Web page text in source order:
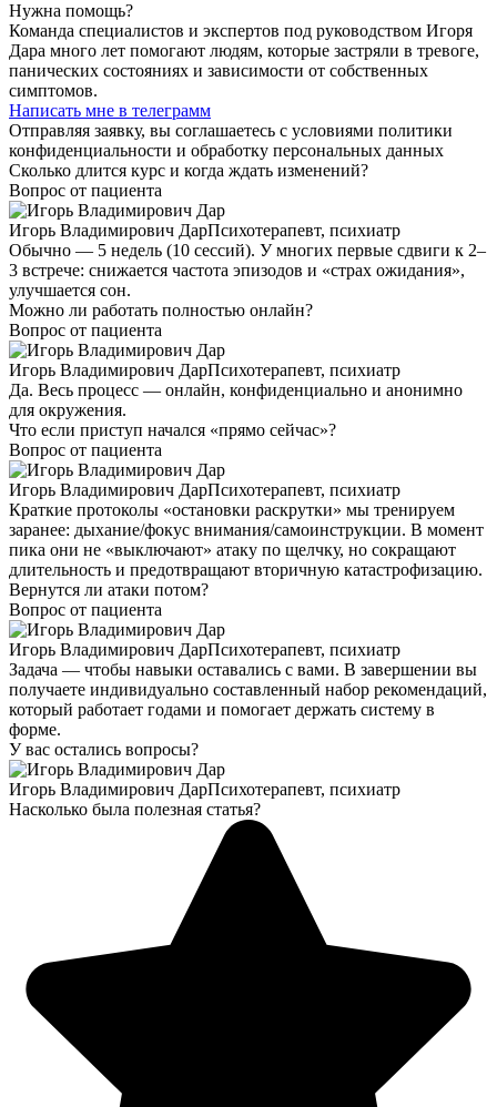
Нужна помощь?
Команда специалистов и экспертов под руководством Игоря
Дара много лет помогают людям, которые застряли в тревоге,
панических состояниях и зависимости от собственных
симптомов.
Написать мне в телеграмм
Отправляя заявку, вы соглашаетесь с условиями политики
конфиденциальности и обработку персональных данных
Сколько длится курс и когда ждать изменений?
Вопрос от пациента
Игорь Владимирович ДарПсихотерапевт, психиатр
Обычно — 5 недель (10 сессий). У многих первые сдвиги к 2–
3 встрече: снижается частота эпизодов и «страх ожидания»,
улучшается сон.
Можно ли работать полностью онлайн?
Вопрос от пациента
Игорь Владимирович ДарПсихотерапевт, психиатр
Да. Весь процесс — онлайн, конфиденциально и анонимно
для окружения.
Что если приступ начался «прямо сейчас»?
Вопрос от пациента
Игорь Владимирович ДарПсихотерапевт, психиатр
Краткие протоколы «остановки раскрутки» мы тренируем
заранее: дыхание/фокус внимания/самоинструкции. В момент
пика они не «выключают» атаку по щелчку, но сокращают
длительность и предотвращают вторичную катастрофизацию.
Вернутся ли атаки потом?
Вопрос от пациента
Игорь Владимирович ДарПсихотерапевт, психиатр
Задача — чтобы навыки оставались с вами. В завершении вы
получаете индивидуально составленный набор рекомендаций,
который работает годами и помогает держать систему в
форме.
У вас остались вопросы?
Игорь Владимирович ДарПсихотерапевт, психиатр
Насколько была полезная статья?